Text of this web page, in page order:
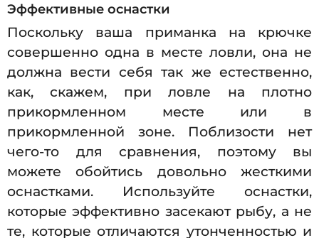
Эффективные оснастки
Поскольку ваша приманка на крючке
совершенно одна в месте ловли, она не
должна вести себя так же естественно,
как, скажем, при ловле на плотно
прикормленном месте или в
прикормленной зоне. Поблизости нет
чего-то для сравнения, поэтому вы
можете обойтись довольно жесткими
оснастками. Используйте оснастки,
которые эффективно засекают рыбу, а не
те, которые отличаются утонченностью и